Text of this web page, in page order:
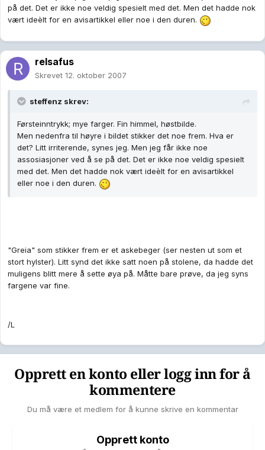
på det. Det er ikke noe veldig spesielt med det. Men det hadde nok
vært ideèlt for en avisartikkel eller noe i den duren.
relsafus
Skrevet 12. oktober 2007
steffenz skrev:
Førsteinntrykk; mye farger. Fin himmel, høstbilde.
Men nedenfra til høyre i bildet stikker det noe frem. Hva er
det? Litt irriterende, synes jeg. Men jeg får ikke noe
assosiasjoner ved å se på det. Det er ikke noe veldig spesielt
med det. Men det hadde nok vært ideèlt for en avisartikkel
eller noe i den duren.
"Greia" som stikker frem er et askebeger (ser nesten ut som et
stort hylster). Litt synd det ikke satt noen på stolene, da hadde det
muligens blitt mere å sette øya på. Måtte bare prøve, da jeg syns
fargene var fine.
/L
Opprett en konto eller logg inn for å
kommentere
Du må være et medlem for å kunne skrive en kommentar
Opprett konto